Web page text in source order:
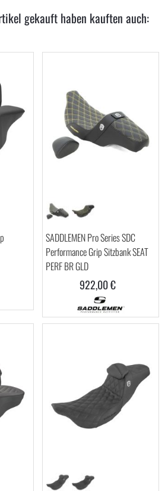
gekauft haben kauften auch:
SADDLEMEN Pro Series SDC
Performance Grip Sitzbank SEAT
PERF BR GLD
922,00 €